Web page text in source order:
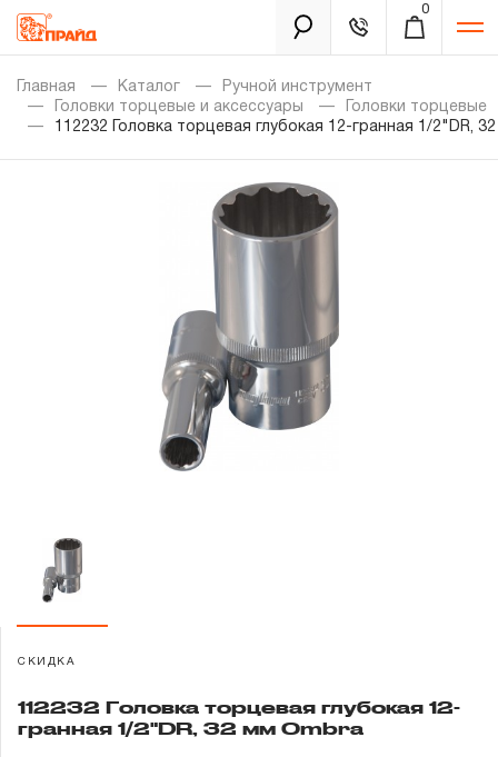
0
Каталог
Золотая лихорадка
Уцененный товар
Гарантия и сервис
Доставка и оплата
Контакты
Забыли пароль?
Главная Каталог
Ручной инструмент
Головки торцевые и аксессуары
Головки торцевые
112232 Головка торцевая глубокая 12-гранная 1/2"DR,
СКИДКА
112232 Головка торцевая глубокая 12-
гранная 1/2"DR, 32 мм Ombra